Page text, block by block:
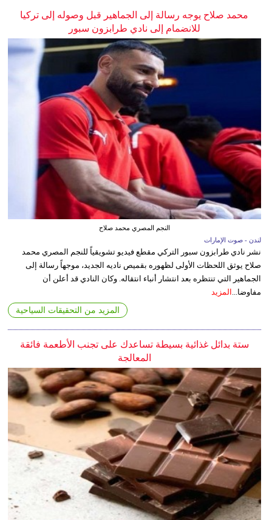
محمد صلاح يوجه رسالة إلى الجماهير قبل وصوله إلى تركيا
للانضمام إلى نادي طرابزون سبور
النجم المصري محمد صلاح
لندن - صوت الإمارات
نشر نادي طرابزون سبور التركي مقطع فيديو تشويقياً للنجم المصري محمد
صلاح يوثق اللحظات الأولى لظهوره بقميص ناديه الجديد، موجهاً رسالة إلى
الجماهير التي تنتظره بعد انتشار أنباء انتقاله. وكان النادي قد أعلن أن
مفاوضا... المزيد
المزيد من التحقيقات السياحية
ستة بدائل غذائية بسيطة تساعدك على تجنب الأطعمة فائقة
المعالجة